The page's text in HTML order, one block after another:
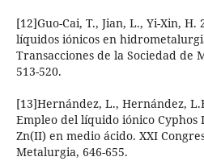
[12]Guo-Cai, T., Jian, L., Yi-Xin,
líquidos iónicos en
Transacciones de la Sociedad de
513-520.
[13]Hernández, L., Hernández,
Empleo del líquido iónico Cyphos
Zn(II) en medio ácido. XXI
Metalurgia, 646-655.